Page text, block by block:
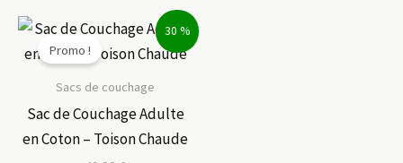
options
peuvent
30 %
Promo !
Sacs de couchage
Sac de Couchage Adulte
en Coton – Toison Chaude